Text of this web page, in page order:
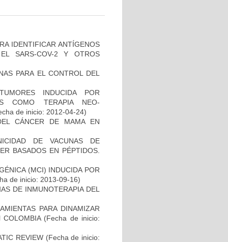
IDENTIFICAR ANTÍGENOS
SARS-COV-2 Y OTROS
PARA EL CONTROL DEL
INDUCIDA POR
COMO TERAPIA NEO-
de inicio: 2012-04-24)
CÁNCER DE MAMA EN
DE VACUNAS DE
BASADOS EN PÉPTIDOS.
(MCI) INDUCIDA POR
de inicio: 2013-09-16)
DE INMUNOTERAPIA DEL
PARA DINAMIZAR
COLOMBIA(Fecha de inicio:
REVIEW (Fecha de inicio: